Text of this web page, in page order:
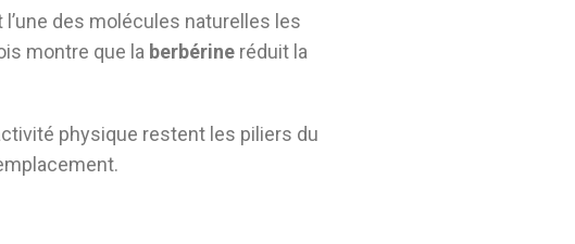
l’une des molécules naturelles les
montre que la berbérine réduit la
physique restent les piliers du